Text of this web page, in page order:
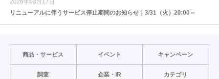
2026年03月17日
リニューアルに伴うサービス停止期間のお知らせ｜3/31（火）20:00～
商品・サービス イベント キャンペーン
調査 企業・IR カテゴリ